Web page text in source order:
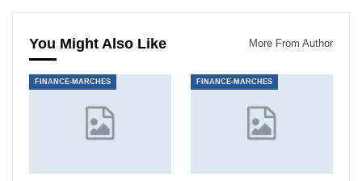
You Might Also Like More From Author
FINANCE-MARCHES FINANCE-MARCHES